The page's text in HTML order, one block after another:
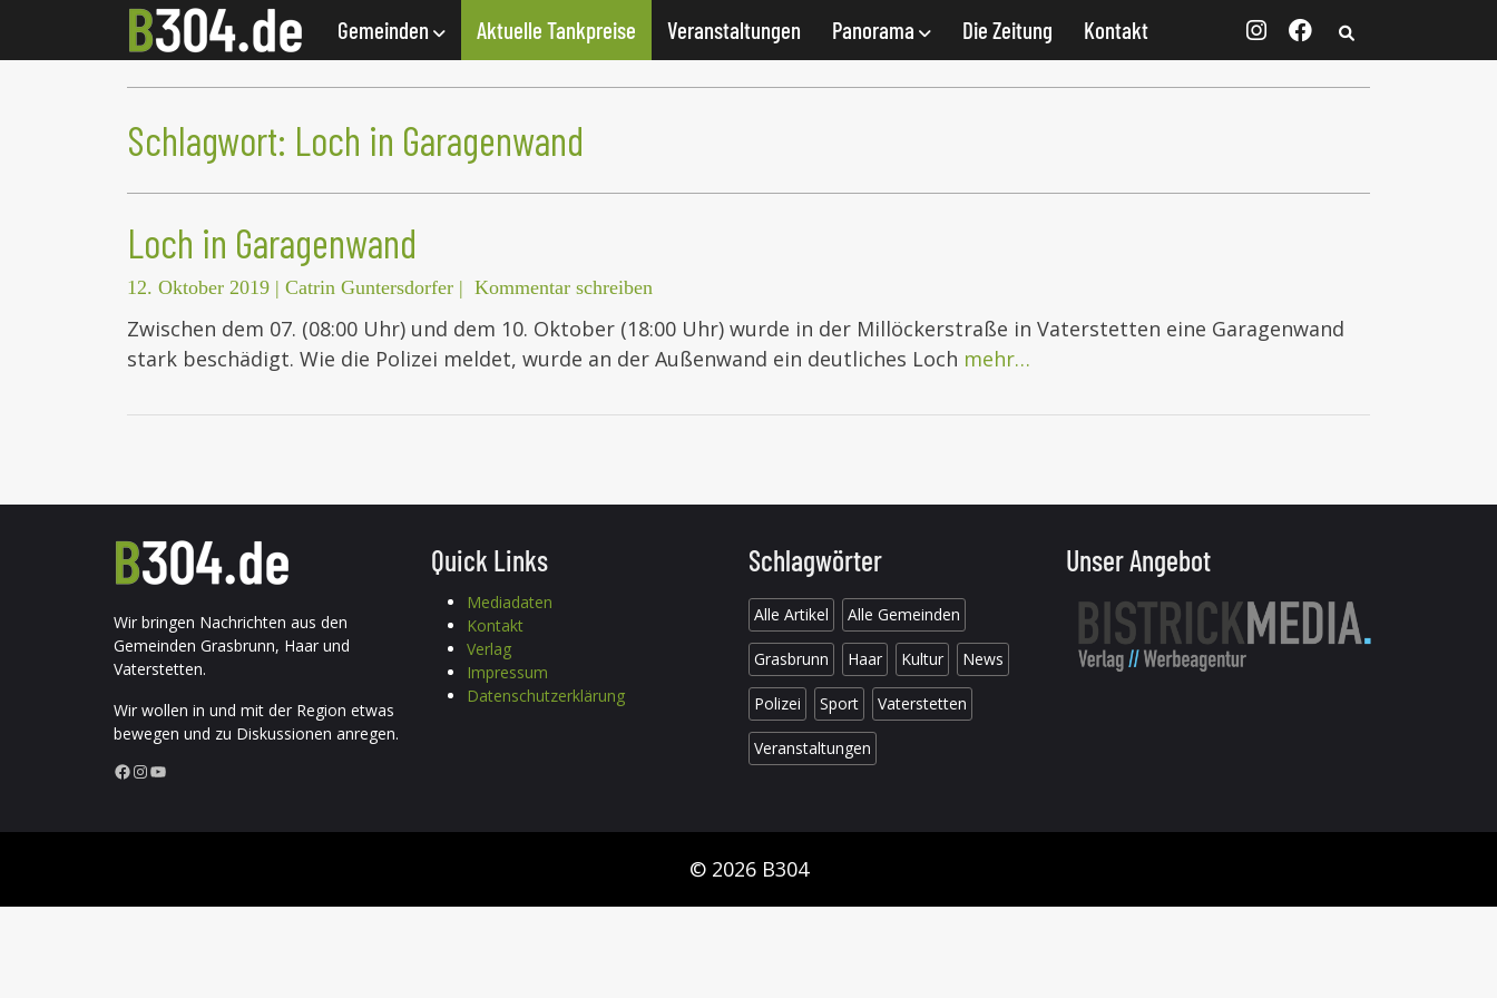
Gemeinden Aktuelle Tankpreise Veranstaltungen Panorama Die Zeitung Kontakt
Schlagwort: Loch in Garagenwand
Loch in Garagenwand
12. Oktober 2019 | Catrin Guntersdorfer | Kommentar schreiben
Zwischen dem 07. (08:00 Uhr) und dem 10. Oktober (18:00 Uhr) wurde in der Millöckerstraße in Vaterstetten eine Garagenwand
stark beschädigt. Wie die Polizei meldet, wurde an der Außenwand ein deutliches Loch mehr…
Wir bringen Nachrichten aus den
Gemeinden Grasbrunn, Haar und
Vaterstetten.
Wir wollen in und mit der Region etwas
bewegen und zu Diskussionen anregen.
Facebook InstagramYouTube
Quick Links
Mediadaten
Kontakt
Verlag
Impressum
Datenschutzerklärung
Schlagwörter
Alle Artikel Alle Gemeinden
Grasbrunn Haar Kultur News
Polizei Sport Vaterstetten
Veranstaltungen
Unser Angebot
© 2026 B304